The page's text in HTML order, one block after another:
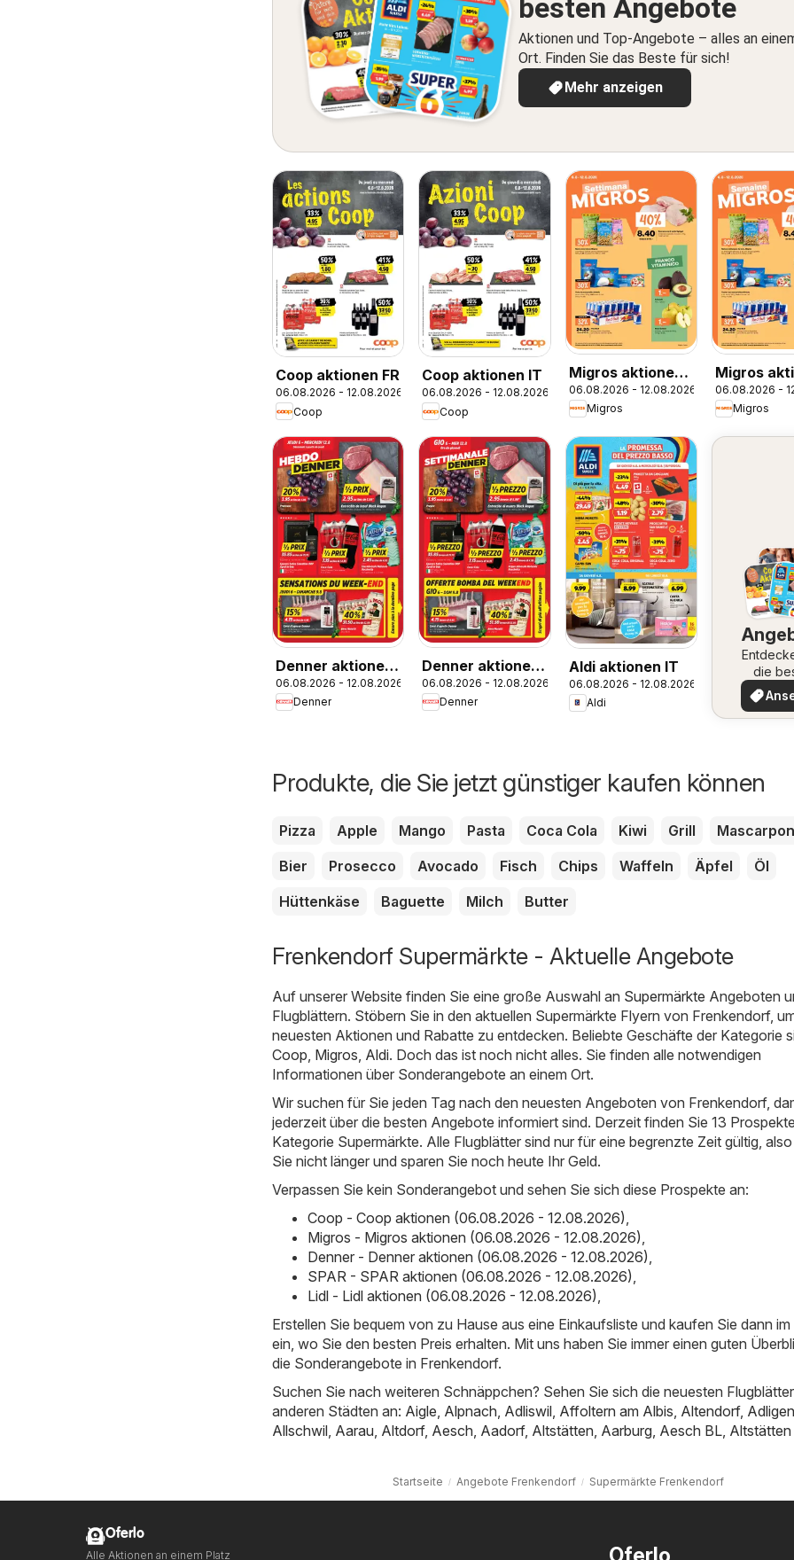
besten Angebote
Aktionen und Top-Angebote – alles an
Ort. Finden Sie das Beste für sich!
Mehr anzeigen
Coop aktionen FR
06.08.2026 - 12.08.2026
Coop
Coop aktionen IT
06.08.2026 - 12.08.2026
Coop
Migros aktionen
IT
06.08.2026 - 12.08.2026
Migros
Migros
FR
06.08.2026 -
Migros
Denner aktionen
FR
06.08.2026 - 12.08.2026
Denner
Denner aktionen
IT
06.08.2026 - 12.08.2026
Denner
Aldi aktionen IT
06.08.2026 - 12.08.2026
Aldi
die
Produkte, die Sie jetzt günstiger kaufen können
Pizza Apple Mango Pasta Coca Cola Kiwi Grill
Bier
Prosecco Avocado Fisch Chips Waffeln Äpfel
Öl
Hüttenkäse
Baguette Milch Butter
Frenkendorf Supermärkte - Aktuelle Angebote
Auf unserer Website finden Sie eine große Auswahl an Supermärkte Angeboten
Flugblättern. Stöbern Sie in den aktuellen Supermärkte Flyern von Frenkendorf,
neuesten Aktionen und Rabatte zu entdecken. Beliebte Geschäfte der Kategorie
Coop Migros Aldi. Doch das ist noch nicht alles. Sie finden alle notwendigen
Informationen über Sonderangebote an einem Ort.
Wir suchen für Sie jeden Tag nach den neuesten Angeboten von Frenkendorf,
jederzeit über die besten Angebote informiert sind. Derzeit finden Sie 13
Kategorie Supermärkte. Alle Flugblätter sind nur für eine begrenzte Zeit gültig,
Sie nicht länger und sparen Sie noch heute Ihr Geld.
Verpassen Sie kein Sonderangebot und sehen Sie sich diese Prospekte an:
Coop - Coop aktionen (06.08.2026 - 12.08.2026)
Migros - Migros aktionen (06.08.2026 - 12.08.2026)
Denner - Denner aktionen (06.08.2026 - 12.08.2026)
SPAR - SPAR aktionen (06.08.2026 - 12.08.2026)
Lidl - Lidl aktionen (06.08.2026 - 12.08.2026)
Erstellen Sie bequem von zu Hause aus eine Einkaufsliste und kaufen Sie dann
ein, wo Sie den besten Preis erhalten. Mit uns haben Sie immer einen guten
die Sonderangebote in Frenkendorf.
Suchen Sie nach weiteren Schnäppchen? Sehen Sie sich die neuesten
anderen Städten an: Aigle Alpnach Adliswil Affoltern am Albis Altendorf,
Allschwil Aarau Altdorf, Aesch Aadorf, Altstätten Aarburg Aesch BL Altstätten
Startseite Angebote Frenkendorf Supermärkte Frenkendorf
Oferlo
Alle Aktionen an einem Platz